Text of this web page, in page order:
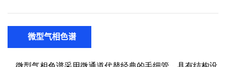
微型气相色谱